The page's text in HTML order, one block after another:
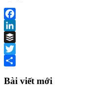
Facebook
LinkedIn
Buffer
Twitter
Bài viết mới